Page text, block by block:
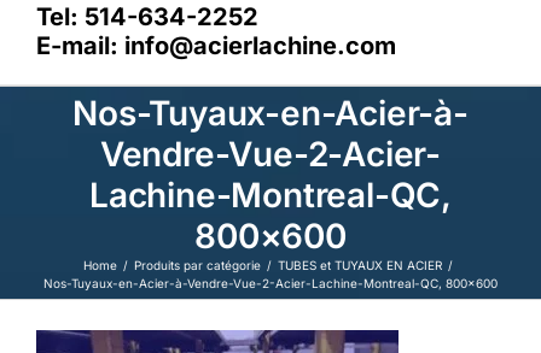
Tel: 514-634-2252
E-mail: info@acierlachine.com
Nos-Tuyaux-en-Acier-à-
Vendre-Vue-2-Acier-
Lachine-Montreal-QC,
800×600
Home Produits par catégorie
TUBES et TUYAUX EN ACIER
Nos-Tuyaux-en-Acier-à-Vendre-Vue-2-Acier-Lachine-Montreal-QC, 800×600